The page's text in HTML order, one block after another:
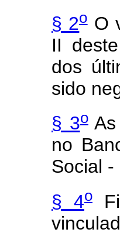
§ 2oO
II
dos
sido
§ 3oAs
no
Social -
§ 4o